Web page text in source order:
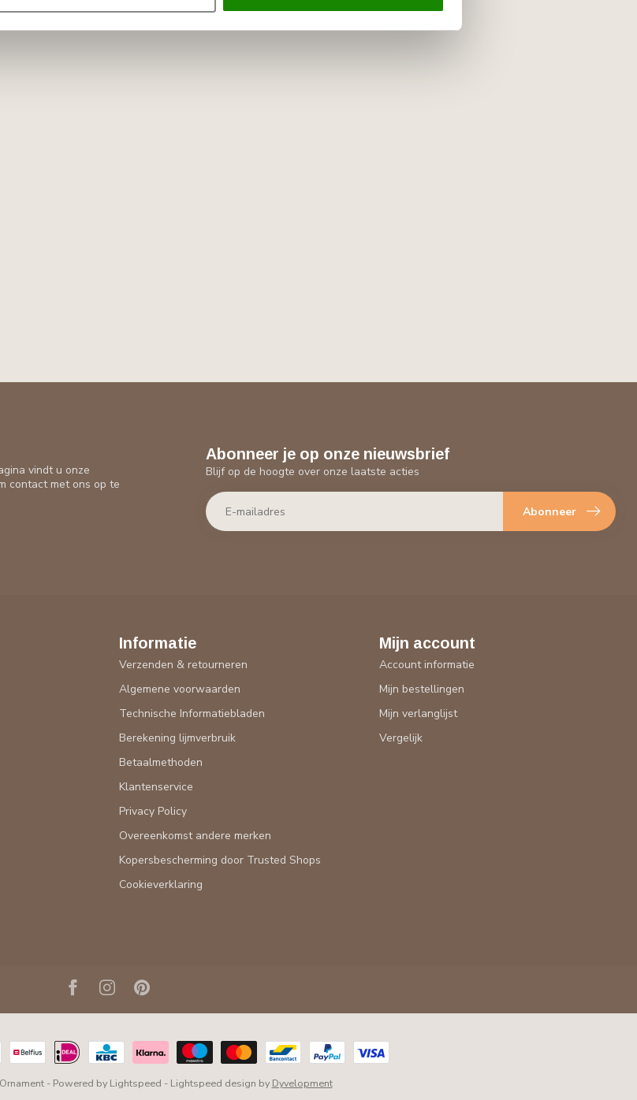
vindt u onze
contact met ons op te
Abonneer je op onze nieuwsbrief
Blijf op de hoogte over onze laatste acties
Abonneer
Informatie
Verzenden & retourneren
Algemene voorwaarden
Technische Informatiebladen
Berekening lijmverbruik
Betaalmethoden
Klantenservice
Privacy Policy
Overeenkomst andere merken
Kopersbescherming door Trusted Shops
Cookieverklaring
Mijn account
Account informatie
Mijn bestellingen
Mijn verlanglijst
Vergelijk
- Powered by Lightspeed - Lightspeed design by Dyvelopment